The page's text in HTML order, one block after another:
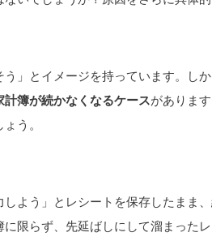
」とイメージを持っています。し
簿が続かなくなるケースがありま
う。
よう」とレシートを保存したまま
限らず、先延ばしにして溜まった